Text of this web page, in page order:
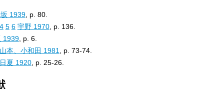
1939, p. 80.
4 5 6 宇野 1970, p. 136.
1939, p. 6.
山本、小和田 1981, p. 73-74.
日夏 1920, p. 25-26.